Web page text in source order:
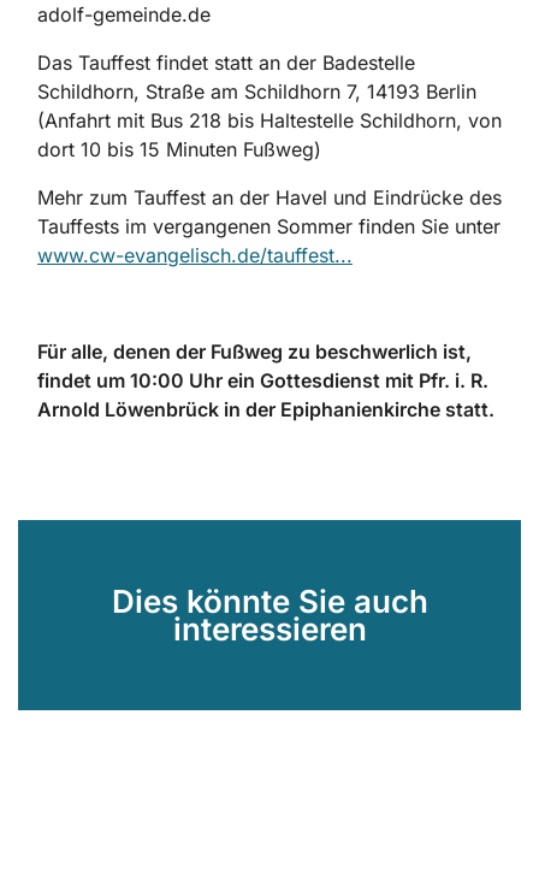
adolf-gemeinde.de
Das Tauffest findet statt an der Badestelle
Schildhorn, Straße am Schildhorn 7, 14193 Berlin
(Anfahrt mit Bus 218 bis Haltestelle Schildhorn, von
dort 10 bis 15 Minuten Fußweg)
Mehr zum Tauffest an der Havel und Eindrücke des
Tauffests im vergangenen Sommer finden Sie unter
www.cw-evangelisch.de/tauffest...
Für alle, denen der Fußweg zu beschwerlich ist,
findet um 10:00 Uhr ein Gottesdienst mit Pfr. i. R.
Arnold Löwenbrück in der Epiphanienkirche statt.
Dies könnte Sie auch
interessieren